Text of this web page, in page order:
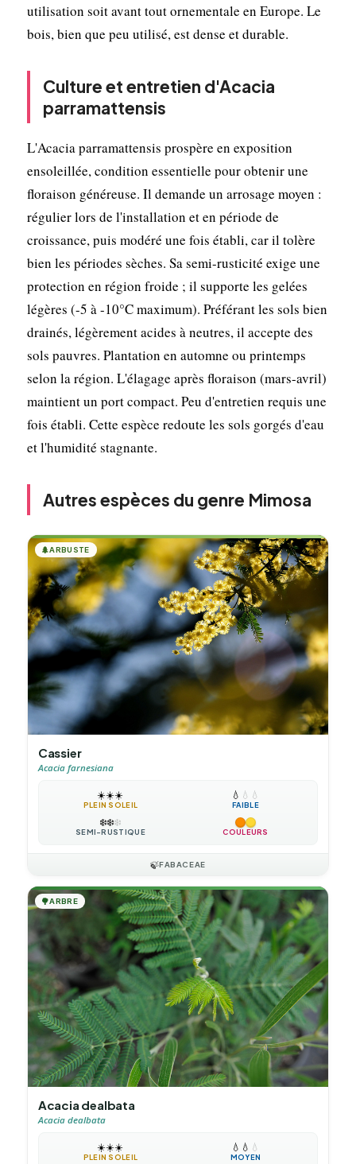
utilisation soit avant tout ornementale en Europe. Le
bois, bien que peu utilisé, est dense et durable.
Culture et entretien d'Acacia
parramattensis
L'Acacia parramattensis prospère en exposition
ensoleillée, condition essentielle pour obtenir une
floraison généreuse. Il demande un arrosage moyen :
régulier lors de l'installation et en période de
croissance, puis modéré une fois établi, car il tolère
bien les périodes sèches. Sa semi-rusticité exige une
protection en région froide ; il supporte les gelées
légères (-5 à -10°C maximum). Préférant les sols bien
drainés, légèrement acides à neutres, il accepte des
sols pauvres. Plantation en automne ou printemps
selon la région. L'élagage après floraison (mars-avril)
maintient un port compact. Peu d'entretien requis une
fois établi. Cette espèce redoute les sols gorgés d'eau
et l'humidité stagnante.
Autres espèces du genre Mimosa
🌲ARBUSTE
Cassier
Acacia farnesiana
☀️☀️☀️
PLEIN SOLEIL
💧 💧 💧
FAIBLE
❄️❄️❄️
SEMI-RUSTIQUE COULEURS
🍃FABACEAE
🌳ARBRE
Acacia dealbata
Acacia dealbata
☀️☀️☀️
PLEIN SOLEIL
💧 💧 💧
MOYEN